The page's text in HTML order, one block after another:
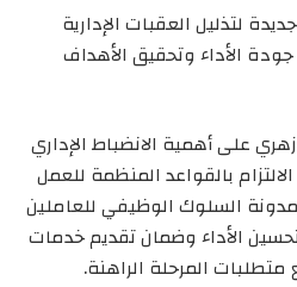
لتذليل العقبات الإدارية
الأداء وتحقيق الأهداف
على أهمية الانضباط الإداري
بالقواعد المنظمة للعمل
السلوك الوظيفي للعاملين
الأداء وضمان تقديم خدمات
المرحلة الراهنة.